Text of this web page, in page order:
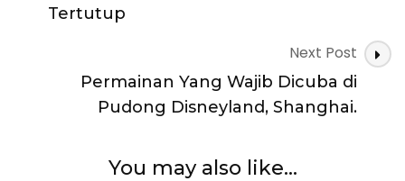
Tertutup
Next Post
Permainan Yang Wajib Dicuba di
Pudong Disneyland, Shanghai.
You may also like...